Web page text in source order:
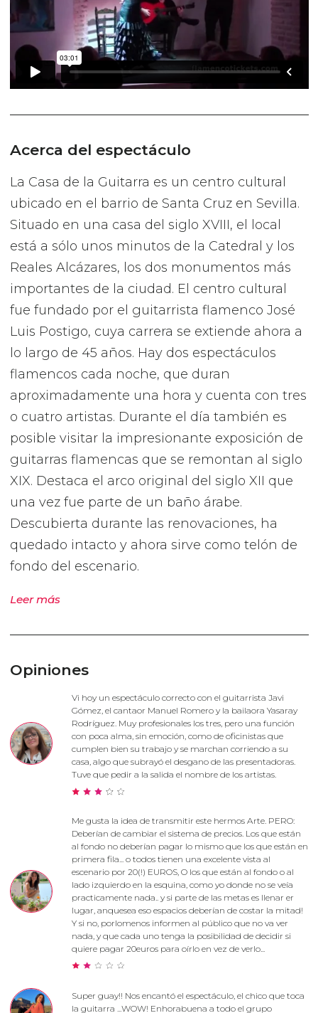
Acerca del espectáculo
La Casa de la Guitarra es un centro cultural
ubicado en el barrio de Santa Cruz en Sevilla.
Situado en una casa del siglo XVIII, el local
está a sólo unos minutos de la Catedral y los
Reales Alcázares, los dos monumentos más
importantes de la ciudad. El centro cultural
fue fundado por el guitarrista flamenco José
Luis Postigo, cuya carrera se extiende ahora a
lo largo de 45 años. Hay dos espectáculos
flamencos cada noche, que duran
aproximadamente una hora y cuenta con tres
o cuatro artistas. Durante el día también es
posible visitar la impresionante exposición de
guitarras flamencas que se remontan al siglo
XIX. Destaca el arco original del siglo XII que
una vez fue parte de un baño árabe.
Descubierta durante las renovaciones, ha
quedado intacto y ahora sirve como telón de
fondo del escenario.
Leer más
Opiniones
Vi hoy un espectáculo correcto con el guitarrista Javi
Gómez, el cantaor Manuel Romero y la bailaora Yasaray
Rodríguez. Muy profesionales los tres, pero una función
con poca alma, sin emoción, como de oficinistas que
cumplen bien su trabajo y se marchan corriendo a su
casa, algo que subrayó el desgano de las presentadoras.
Tuve que pedir a la salida el nombre de los artistas.
Me gusta la idea de transmitir este hermos Arte. PERO:
Deberían de cambiar el sistema de precios. Los que están
al fondo no deberían pagar lo mismo que los que están en
primera fila... o todos tienen una excelente vista al
escenario por 20(!) EUROS, O los que están al fondo o al
lado izquierdo en la esquina, como yo donde no se veía
practicamente nada.. y si parte de las metas es llenar er
lugar, anquesea eso espacios deberían de costar la mitad!
Y si no, porlomenos informen al público que no va ver
nada, y que cada uno tenga la posibilidad de decidir si
quiere pagar 20euros para oírlo en vez de verlo...
Super guay!! Nos encantó el espectáculo, el chico que toca
la guitarra ...WOW! Enhorabuena a todo el grupo